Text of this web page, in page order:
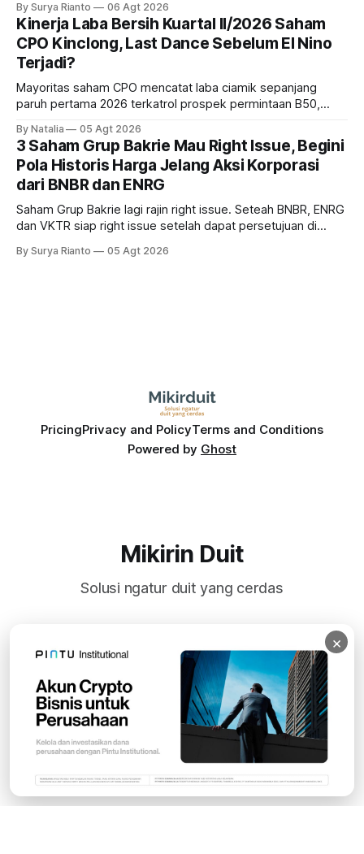
bank ke depannya?
By Surya Rianto 06 Agt 2026
Kinerja Laba Bersih Kuartal II/2026 Saham
CPO Kinclong, Last Dance Sebelum El Nino
Terjadi?
Mayoritas saham CPO mencatat laba ciamik sepanjang
paruh pertama 2026 terkatrol prospek permintaan B50,
diprediksi semakin terlihat mendekati 2027. Kira-kira gimana
prospeknya? apakah masih menarik dilirik sektor ini?
By Natalia 05 Agt 2026
3 Saham Grup Bakrie Mau Right Issue, Begini
Pola Historis Harga Jelang Aksi Korporasi
dari BNBR dan ENRG
Saham Grup Bakrie lagi rajin right issue. Seteah BNBR, ENRG
dan VKTR siap right issue setelah dapat persetujuan di
pola saham Grup Bakrie jelang right issue
By Surya Rianto 05 Agt 2026
PricingPrivacy and PolicyTerms and Conditions
Powered by Ghost
Mikirin Duit
Solusi ngatur duit yang cerdas
Subscribe
×